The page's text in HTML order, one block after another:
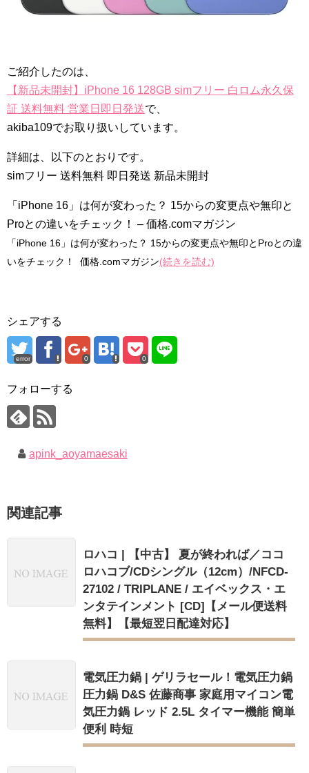
ご紹介したのは、
【新品未開封】iPhone 16 128GB simフリー 白ロム永久保
証 送料無料 営業日即日発送で、
akiba109でお取り扱いしています。
詳細は、以下のとおりです。
simフリー 送料無料 即日発送 新品未開封
「iPhone 16」は何が変わった？ 15からの変更点や無印と
Proとの違いをチェック！ – 価格.comマガジン
「iPhone 16」は何が変わった？ 15からの変更点や無印とProとの違
いをチェック！ 価格.comマガジン(続きを読む)
シェアする
error 0 0
フォローする
apink_aoyamaesaki
関連記事
ロハコ | 【中古】 夏が終われば／ココ
ロハコブ/CDシングル（12cm）/NFCD-
27102 / TRIPLANE / エイベックス・エ
ンタテインメント [CD]【メール便送料
無料】【最短翌日配達対応】
電気圧力鍋 | ゲリラセール！電気圧力鍋
圧力鍋 D&S 佐藤商事 家庭用マイコン電
気圧力鍋 レッド 2.5L タイマー機能 簡単
便利 時短